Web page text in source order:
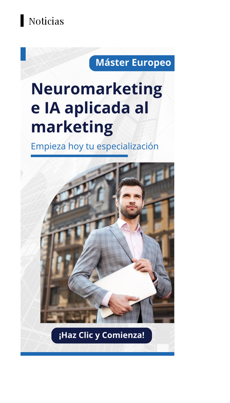
Noticias